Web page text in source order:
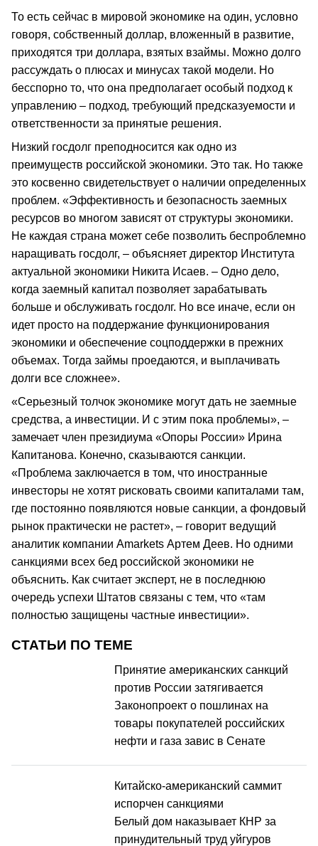
То есть сейчас в мировой экономике на один, условно
говоря, собственный доллар, вложенный в развитие,
приходятся три доллара, взятых взаймы. Можно долго
рассуждать о плюсах и минусах такой модели. Но
бесспорно то, что она предполагает особый подход к
управлению – подход, требующий предсказуемости и
ответственности за принятые решения.
Низкий госдолг преподносится как одно из
преимуществ российской экономики. Это так. Но также
это косвенно свидетельствует о наличии определенных
проблем. «Эффективность и безопасность заемных
ресурсов во многом зависят от структуры экономики.
Не каждая страна может себе позволить беспроблемно
наращивать госдолг, – объясняет директор Института
актуальной экономики Никита Исаев. – Одно дело,
когда заемный капитал позволяет зарабатывать
больше и обслуживать госдолг. Но все иначе, если он
идет просто на поддержание функционирования
экономики и обеспечение соцподдержки в прежних
объемах. Тогда займы проедаются, и выплачивать
долги все сложнее».
«Серьезный толчок экономике могут дать не заемные
средства, а инвестиции. И с этим пока проблемы», –
замечает член президиума «Опоры России» Ирина
Капитанова. Конечно, сказываются санкции.
«Проблема заключается в том, что иностранные
инвесторы не хотят рисковать своими капиталами там,
где постоянно появляются новые санкции, а фондовый
рынок практически не растет», – говорит ведущий
аналитик компании Amarkets Артем Деев. Но одними
санкциями всех бед российской экономики не
объяснить. Как считает эксперт, не в последнюю
очередь успехи Штатов связаны с тем, что «там
полностью защищены частные инвестиции».
СТАТЬИ ПО ТЕМЕ
Принятие американских санкций
против России затягивается
Законопроект о пошлинах на
товары покупателей российских
нефти и газа завис в Сенате
Китайско-американский саммит
испорчен санкциями
Белый дом наказывает КНР за
принудительный труд уйгуров